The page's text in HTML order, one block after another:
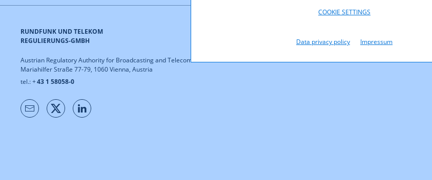
COOKIE SETTINGS
Data privacy policy Impressum
RUNDFUNK UND TELEKOM
REGULIERUNGS-GMBH
Austrian Regulatory Authority for Broadcasting and Telecommunications
Mariahilfer Straße 77-79, 1060 Vienna, Austria
tel.: +43 1 58058-0